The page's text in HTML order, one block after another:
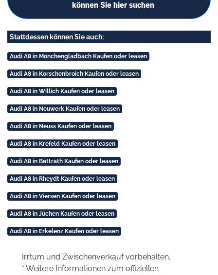
können Sie hier suchen
Stattdessen können Sie auch:
Audi A8 in Mönchengladbach Kaufen oder leasen
Audi A8 in Korschenbroich Kaufen oder leasen
Audi A8 in Willich Kaufen oder leasen
Audi A8 in Neuwerk Kaufen oder leasen
Audi A8 in Neuss Kaufen oder leasen
Audi A8 in Krefeld Kaufen oder leasen
Audi A8 in Bettrath Kaufen oder leasen
Audi A8 in Rheydt Kaufen oder leasen
Audi A8 in Viersen Kaufen oder leasen
Audi A8 in Jüchen Kaufen oder leasen
Audi A8 in Erkelenz Kaufen oder leasen
Irrtum und Zwischenverkauf vorbehalten.
* Weitere Informationen zum offiziellen